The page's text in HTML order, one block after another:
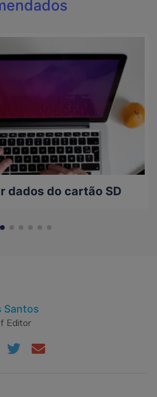
dados do cartão SD
Santos
Editor